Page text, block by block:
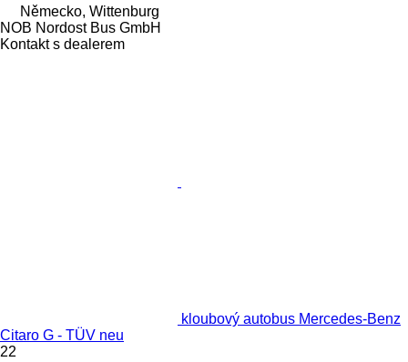
Německo, Wittenburg
NOB Nordost Bus GmbH
Kontakt s dealerem
kloubový autobus Mercedes-Benz
Citaro G - TÜV neu
22